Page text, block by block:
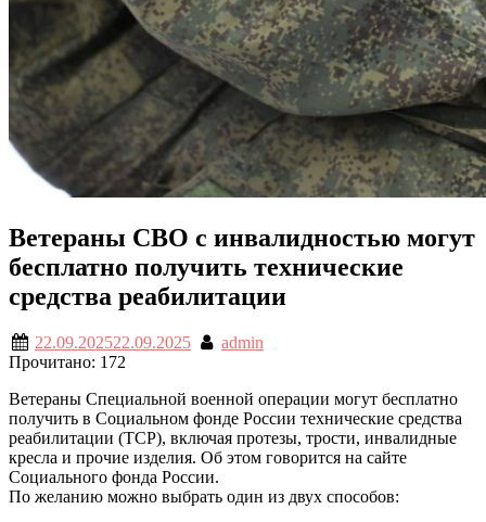
Ветераны СВО с инвалидностью могут
бесплатно получить технические
средства реабилитации
22.09.202522.09.2025
admin
Прочитано: 172
Ветераны Специальной военной операции могут бесплатно
получить в Социальном фонде России технические средства
реабилитации (ТСР), включая протезы, трости, инвалидные
кресла и прочие изделия. Об этом говорится на сайте
Социального фонда России.
По желанию можно выбрать один из двух способов: